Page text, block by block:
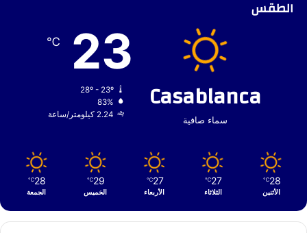
الطقس
Casablanca
سماء صافية
23
℃
28º - 23º
83%
2.24 كيلومتر/ساعة
28
℃
الأثنين
27
℃
الثلاثاء
27
℃
الأربعاء
29
℃
الخميس
28
℃
الجمعة